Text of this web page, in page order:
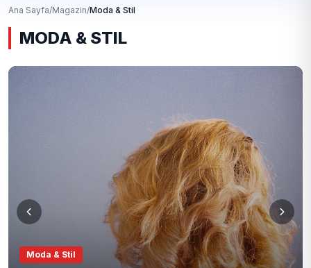
Ana Sayfa/Magazin/Moda & Stil
MODA & STIL
Moda & Stil